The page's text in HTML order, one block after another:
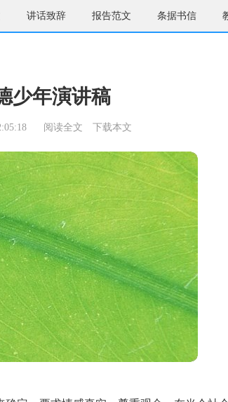
讲话致辞 报告范文 条据书信
少年演讲稿
阅读全文 下载本文